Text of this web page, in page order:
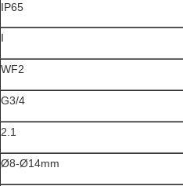
IP65
I
WF2
G3/4
2.1
Ø8-Ø14mm